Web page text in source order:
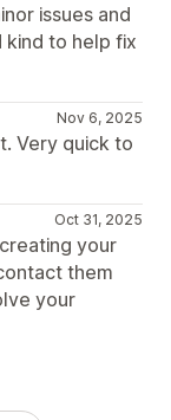
issues and
kind to help fix
Nov 6, 2025
Very quick to
Oct 31, 2025
your
them
your